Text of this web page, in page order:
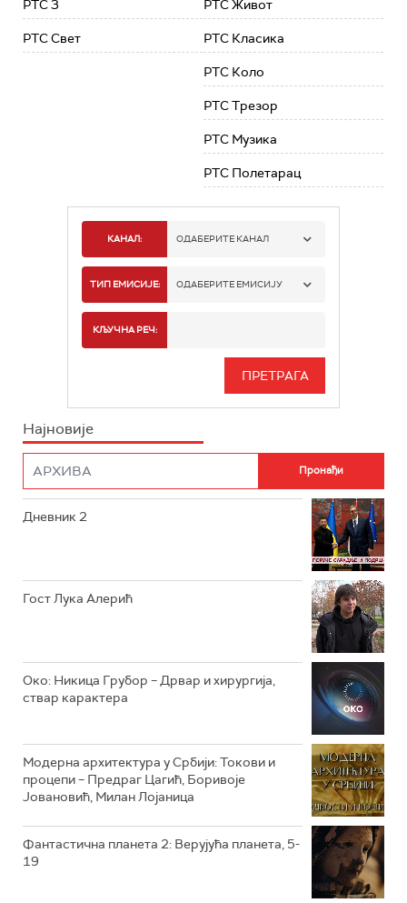
РТС 3
РТС Свет
РТС Живот
РТС Класика
РТС Коло
РТС Трезор
РТС Музика
РТС Полетарац
КАНАЛ: ОДАБЕРИТЕ КАНАЛ
РТС 1
РТС 3
ТИП ЕМИСИЈЕ: ОДАБЕРИТЕ ЕМИСИЈУ
ИНФО
КЉУЧНА РЕЧ:
Најновије
Дневник 2
Гост Лука Алерић
Око: Никица Грубор – Дрвар и хирургија,
ствар карактера
Модерна архитектура у Србији: Токови и
процепи – Предраг Цагић, Боривоје
Јовановић, Милан Лојаница
Фантастична планета 2: Верујућа планета, 5-
19